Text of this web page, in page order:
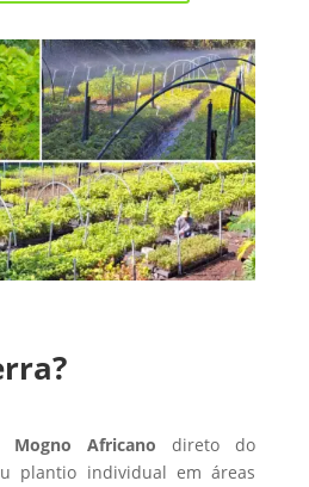
Mogno Africano direto do
plantio individual em áreas